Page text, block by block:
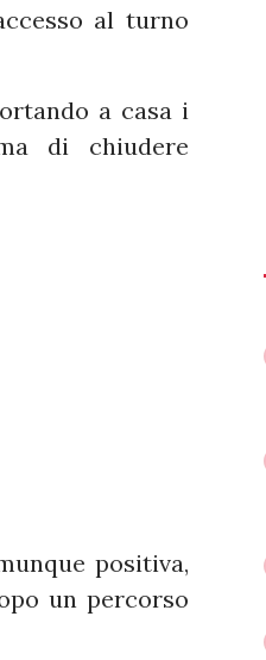
al turno
a casa i
di chiudere
positiva,
un percorso